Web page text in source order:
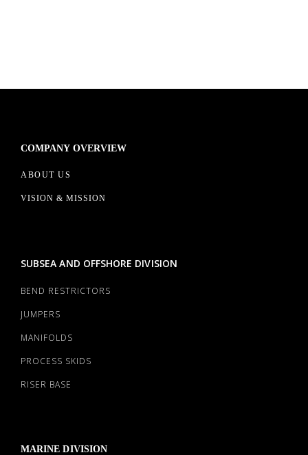
COMPANY OVERVIEW
ABOUT US
VISION & MISSION
SUBSEA AND OFFSHORE DIVISION
BEND RESTRICTORS
JUMPERS
MANIFOLDS
PROCESS SKIDS
RISER BASE
MARINE DIVISION